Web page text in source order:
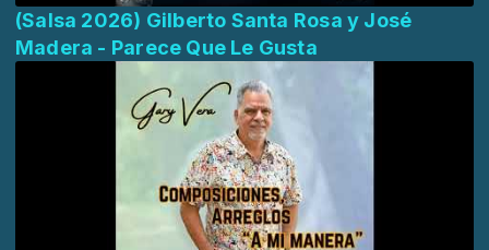
(Salsa 2026) Gilberto Santa Rosa y José
Madera - Parece Que Le Gusta